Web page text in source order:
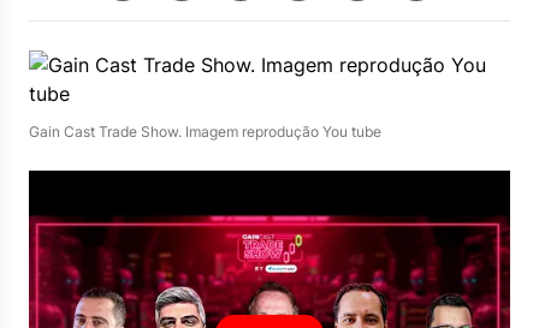
Gain Cast Trade Show. Imagem reprodução You tube